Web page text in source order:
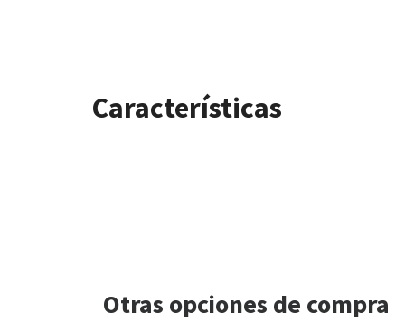
Características
Otras opciones de compra